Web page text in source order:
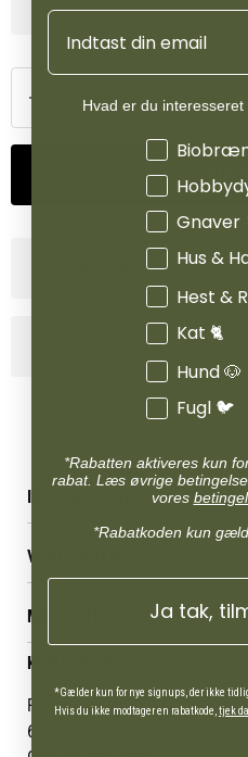
Tilføj
Produktinformation
INFORMATION
Betingelser & vilkår
Reklamations- & fortrydelsesret
Levering & afhentning
Følg din bestilling
Persondatapolitik
Cookies
Returportal
VORES BUTIK
Job
Mærker
Om os
Om Vestjyllands Andel
Blog
Ofte stillede spørgsmål
MIN KONTO
Administrer min konto
KONTAKT OS
Pantonevej 10
6580 Vamdrup
Email
Hvad er du
Interesser
Gnaver
Hus &
Hest &
Kat 🐈
Hund 🐶
Fugl 🐦
*Rabatten aktiveres kun
rabat. Læs øvrige
vores
*Rabatkoden kun
Ja tak,
*Gælder kun for nye signups, der ikke
Hvis du ikke modtager en rabatkode, tjek